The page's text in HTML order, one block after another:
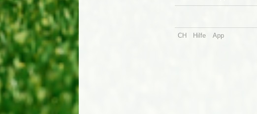
CH Hilfe App